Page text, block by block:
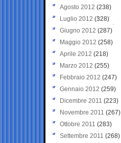
Agosto 2012 (238)
Luglio 2012 (328)
Giugno 2012 (287)
Maggio 2012 (258)
Aprile 2012 (218)
Marzo 2012 (255)
Febbraio 2012 (247)
Gennaio 2012 (259)
Dicembre 2011 (223)
Novembre 2011 (267)
Ottobre 2011 (283)
Settembre 2011 (268)